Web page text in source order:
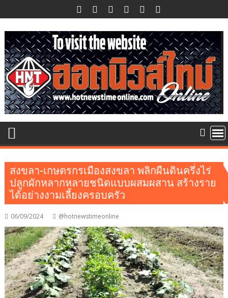
to
content
สงขลา-เกษตรกรเมืองสงขลา พลิกผืนดินครึ่งไร่
ปลูกผักหลากหลายชนิดแบบผสมผสาน สร้างราย
ได้อย่างงามเลี้ยงครอบครัว
06/09/2024 @hotnewstimeonline